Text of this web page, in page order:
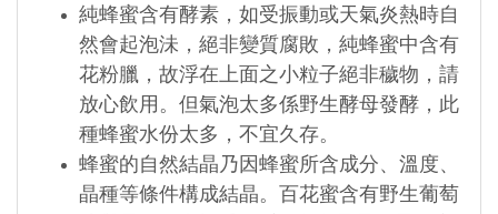
純蜂蜜含有酵素，如受振動或天氣炎熱時自
然會起泡沬，絕非變質腐敗，純蜂蜜中含有
花粉臘，故浮在上面之小粒子絕非穢物，請
放心飲用。但氣泡太多係野生酵母發酵，此
種蜂蜜水份太多，不宜久存。
蜂蜜的自然結晶乃因蜂蜜所含成分、溫度、
晶種等條件構成結晶。百花蜜含有野生葡萄